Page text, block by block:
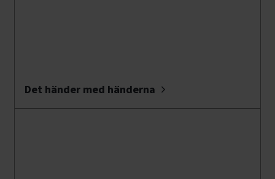
Det händer med händerna